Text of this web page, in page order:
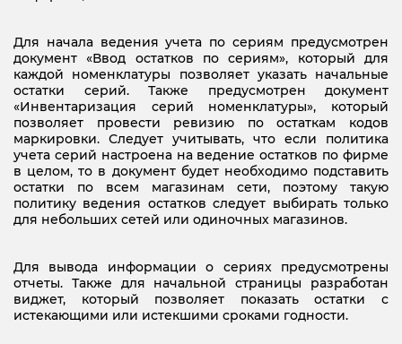
Для начала ведения учета по сериям предусмотрен
документ «Ввод остатков по сериям», который для
каждой номенклатуры позволяет указать начальные
остатки серий. Также предусмотрен документ
«Инвентаризация серий номенклатуры», который
позволяет провести ревизию по остаткам кодов
маркировки. Следует учитывать, что если политика
учета серий настроена на ведение остатков по фирме
в целом, то в документ будет необходимо подставить
остатки по всем магазинам сети, поэтому такую
политику ведения остатков следует выбирать только
для небольших сетей или одиночных магазинов.
Для вывода информации о сериях предусмотрены
отчеты. Также для начальной страницы разработан
виджет, который позволяет показать остатки с
истекающими или истекшими сроками годности.